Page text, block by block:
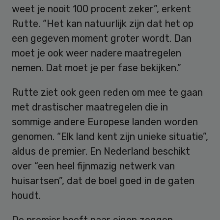
weet je nooit 100 procent zeker”, erkent
Rutte. “Het kan natuurlijk zijn dat het op
een gegeven moment groter wordt. Dan
moet je ook weer nadere maatregelen
nemen. Dat moet je per fase bekijken.”
Rutte ziet ook geen reden om mee te gaan
met drastischer maatregelen die in
sommige andere Europese landen worden
genomen. “Elk land kent zijn unieke situatie”,
aldus de premier. En Nederland beschikt
over “een heel fijnmazig netwerk van
huisartsen”, dat de boel goed in de gaten
houdt.